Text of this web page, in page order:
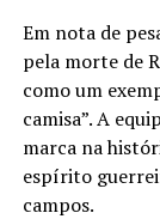
Em nota de
pela morte de
como um
camisa”. A
marca na
espírito
campos.